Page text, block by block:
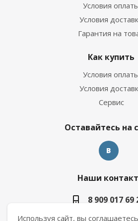
Условия
Условия
Гарантия на
Как купить
Условия
Условия
Сервис
Оставайтесь на
Наши
8 909 017 69
Используя сайт, вы